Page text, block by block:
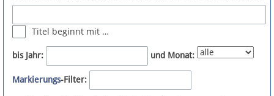
Newsletter
Bluesky
Titel beginnt mit …
bis Jahr: und Monat:
Markierungs-Filter: